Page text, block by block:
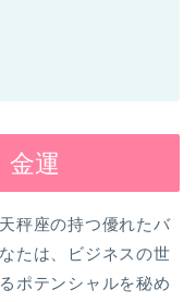
金運
秤座の持つ優れたバ
たは、ビジネスの世
ポテンシャルを秘め